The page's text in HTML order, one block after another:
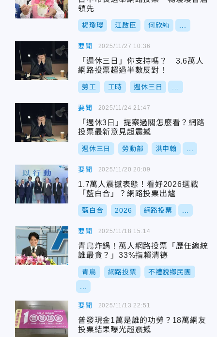
領先
楊瓊瓔 江啟臣 何欣純
要聞
「週休三日」你支持嗎？ 3.6萬人
網路投票超過半數反對！
勞工 工時 週休三日
2025/11/27 10:36
要聞
「週休3日」提案過關怎麼看？網路
投票最新意見超震撼
週休三日 勞動部 洪申翰
2025/11/24 21:47
要聞
1.7萬人震撼表態！看好2026選戰
「藍白合」？網路投票出爐
藍白合 2026 網路投票
2025/11/20 20:09
要聞
青鳥炸鍋！萬人網路投票「歷任總統
誰最貪？」33%指賴清德
青鳥 網路投票 不禮貌鄉民團
2025/11/18 15:14
要聞
普發現金1萬是誰的功勞？18萬網友
投票結果曝光超震撼
2025/11/13 22:51